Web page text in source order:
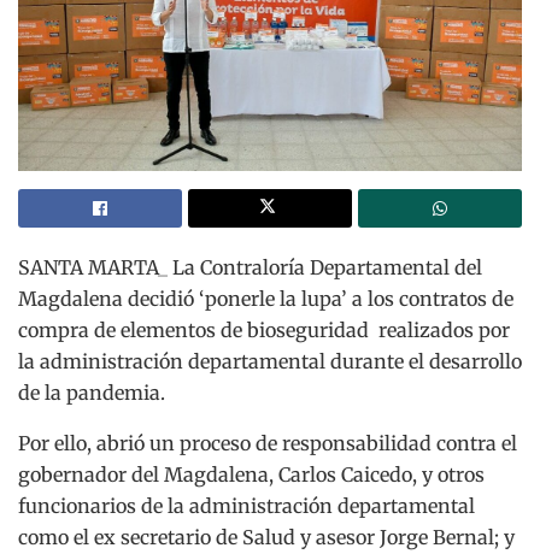
SANTA MARTA_ La Contraloría Departamental del
Magdalena decidió ‘ponerle la lupa’ a los contratos de
compra de elementos de bioseguridad realizados por
la administración departamental durante el desarrollo
de la pandemia.
Por ello, abrió un proceso de responsabilidad contra el
gobernador del Magdalena, Carlos Caicedo, y otros
funcionarios de la administración departamental
como el ex secretario de Salud y asesor Jorge Bernal; y